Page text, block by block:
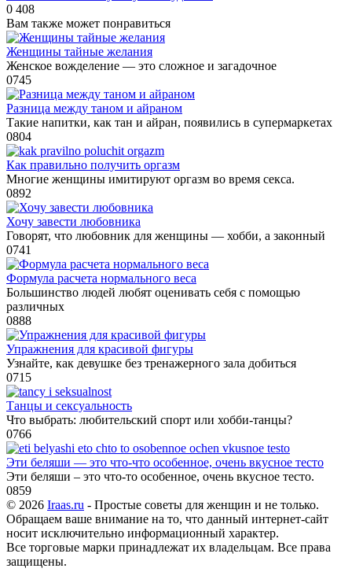
0 408
Вам также может понравиться
Женщины тайные желания
Женское вожделение — это сложное и загадочное
0745
Разница между таном и айраном
Такие напитки, как тан и айран, появились в супермаркетах
0804
Как правильно получить оргазм
Многие женщины имитируют оргазм во время секса.
0892
Хочу завести любовника
Говорят, что любовник для женщины — хобби, а законный
0741
Формула расчета нормального веса
Большинство людей любят оценивать себя с помощью
различных
0888
Упражнения для красивой фигуры
Узнайте, как девушке без тренажерного зала добиться
0715
Танцы и сексуальность
Что выбрать: любительский спорт или хобби-танцы?
0766
Эти беляши — это что-что особенное, очень вкусное тесто
Эти беляши – это что-то особенное, очень вкусное тесто.
0859
© 2026 Iraas.ru - Простые советы для женщин и не только.
Обращаем ваше внимание на то, что данный интернет-сайт
носит исключительно информационный характер.
Все торговые марки принадлежат их владельцам. Все права
защищены.